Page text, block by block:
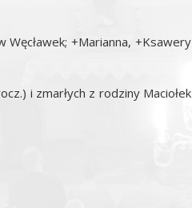
+Marianna, +Ksawery
i zmarłych z rodziny Maciołek